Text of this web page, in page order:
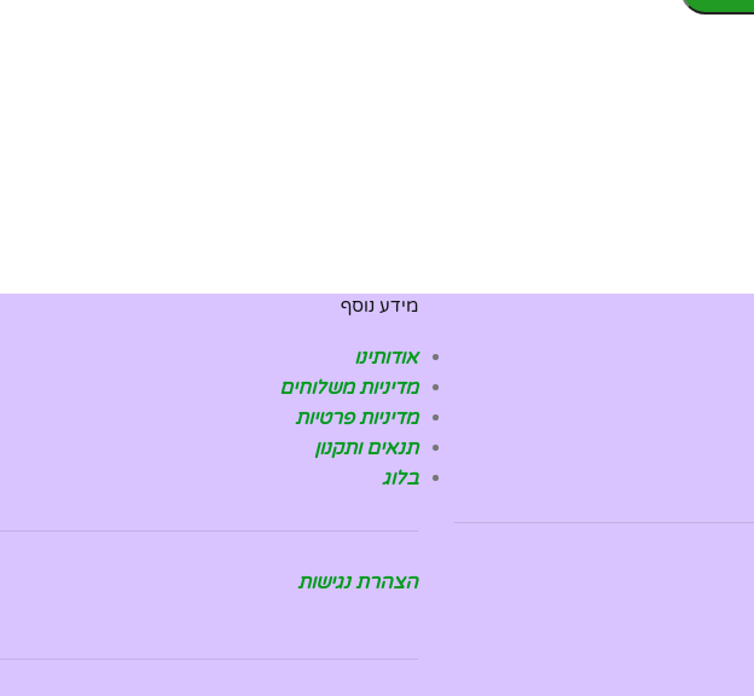
מידע נוסף
אודותינו
מדיניות משלוחים
מדיניות פרטיות
תנאים ותקנון
בלוג
הצהרת נגישות